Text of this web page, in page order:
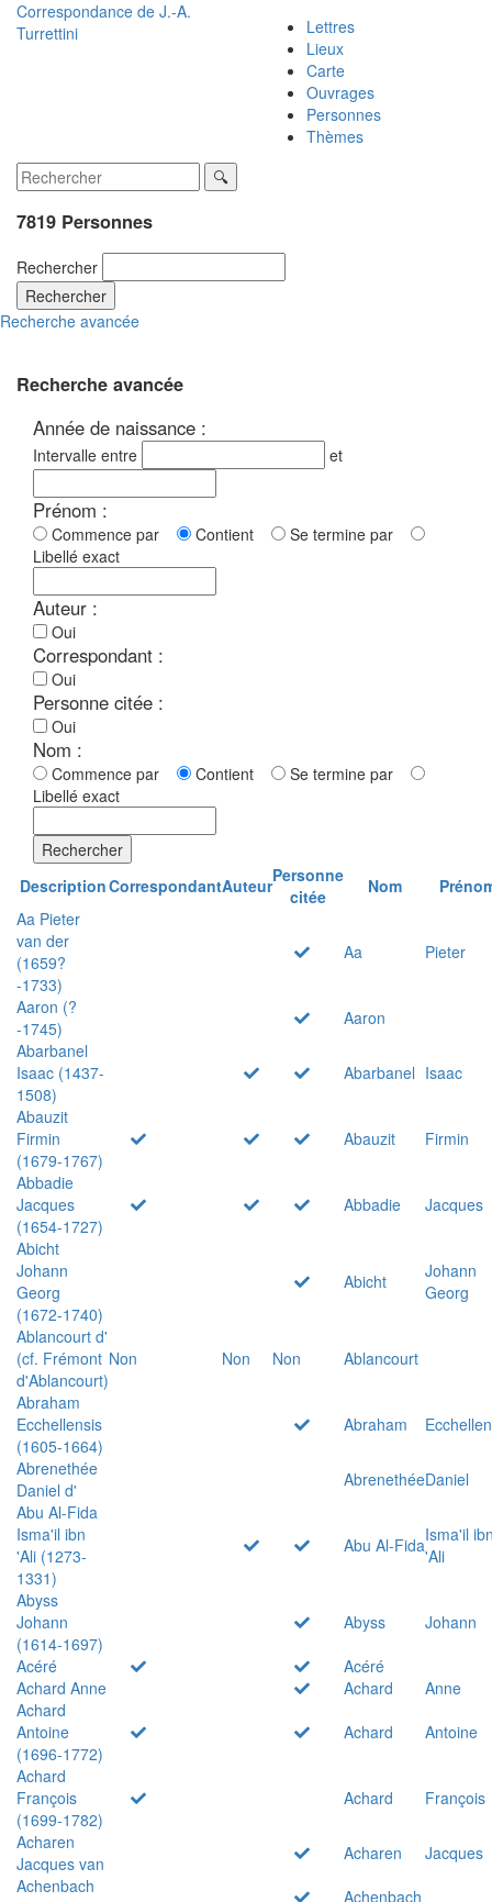
Correspondance de J.-A.
Turrettini
Lettres
Lieux
Carte
Ouvrages
Personnes
Thèmes
7819 Personnes
Rechercher
Rechercher
Recherche avancée
Recherche avancée
Année de naissance :
Intervalle entre et
Prénom :
Commence par Contient
Se termine par
Libellé exact
Auteur :
Oui
Correspondant :
Oui
Personne citée :
Oui
Nom :
Commence par Contient
Se termine par
Libellé exact
Rechercher
DescriptionCorrespondantAuteurPersonne
citée
Nom
Aa Pieter
van der
(1659?
-1733)
Aa Pieter
Aaron (?
-1745)
Aaron
Abarbanel
Isaac (1437-
1508)
Abarbanel Isaac
Abauzit
Firmin
(1679-1767)
Abauzit
Firmin
Abbadie
Jacques
(1654-1727)
Abbadie
Jacques
Abicht
Johann
Georg
(1672-1740)
Abicht
Johann
Georg
Ablancourt d'
(cf. Frémont
d'Ablancourt)
Non Non Non
Ablancourt
Abraham
Ecchellensis
(1605-1664)
Abraham
Abrenethée
Daniel d'
AbrenethéeDaniel
Abu Al-Fida
Isma'il ibn
'Ali (1273-
1331)
Abu Al-FidaIsma'il
'Ali
Abyss
Johann
(1614-1697)
Abyss
Johann
Acéré
Acéré
Achard Anne
Achard
Anne
Achard
Antoine
(1696-1772)
Achard
Antoine
Achard
François
(1699-1782)
Achard
François
Acharen
Jacques van
Acharen
Jacques
Achenbach
Achenbach